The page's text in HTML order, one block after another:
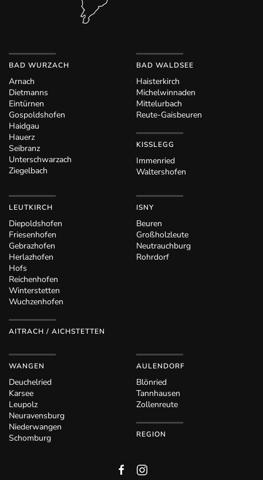
BAD WURZACH
Arnach
Dietmanns
Eintürnen
Gospoldshofen
Haidgau
Hauerz
Seibranz
Unterschwarzach
Ziegelbach
BAD WALDSEE
Haisterkirch
Michelwinnaden
Mittelurbach
Reute-Gaisbeuren
KISSLEGG
Immenried
Waltershofen
LEUTKIRCH
Diepoldshofen
Friesenhofen
Gebrazhofen
Herlazhofen
Hofs
Reichenhofen
Winterstetten
Wuchzenhofen
AITRACH / AICHSTETTEN
ISNY
Beuren
Großholzleute
Neutrauchburg
Rohrdorf
WANGEN
Deuchelried
Karsee
Leupolz
Neuravensburg
Niederwangen
Schomburg
AULENDORF
Blönried
Tannhausen
Zollenreute
REGION